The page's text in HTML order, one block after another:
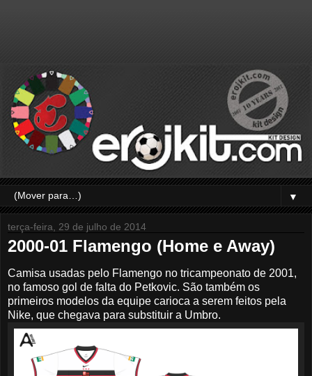
▼
terça-feira, 29 de julho de 2014
2000-01 Flamengo (Home e Away)
Camisa usadas pelo Flamengo no tricampeonato de 2001,
no famoso gol de falta do Petkovic. São também os
primeiros modelos da equipe carioca a serem feitos pela
Nike, que chegava para substituir a Umbro.